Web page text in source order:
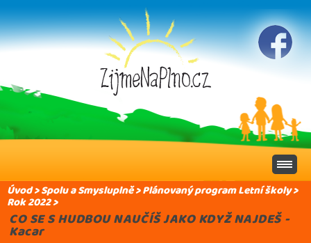
Úvod>Spolu a Smysluplně>Plánovaný program Letní školy>
Rok 2022>
CO SE S HUDBOU NAUČÍŠ JAKO KDYŽ NAJDEŠ -
Kacar